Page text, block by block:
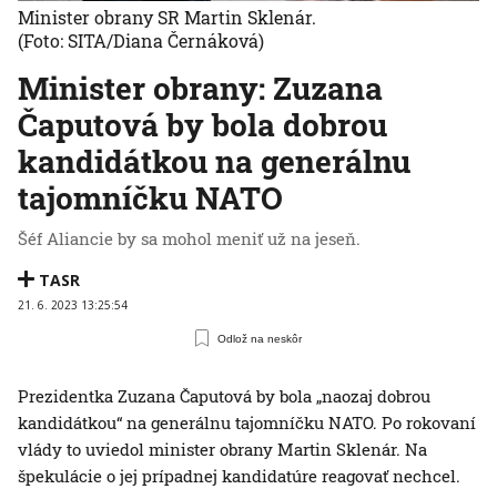
Minister obrany: Zuzana
Čaputová by bola dobrou
kandidátkou na generálnu
tajomníčku NATO
Šéf Aliancie by sa mohol meniť už na jeseň.
TASR
21. 6. 2023 13:25:54
Odlož na neskôr
Minister obrany SR Martin Sklenár.
(Foto: SITA/Diana Černáková)
Prezidentka Zuzana Čaputová by bola „naozaj dobrou
kandidátkou“ na generálnu tajomníčku NATO. Po rokovaní
vlády to uviedol minister obrany Martin Sklenár. Na
špekulácie o jej prípadnej kandidatúre reagovať nechcel.